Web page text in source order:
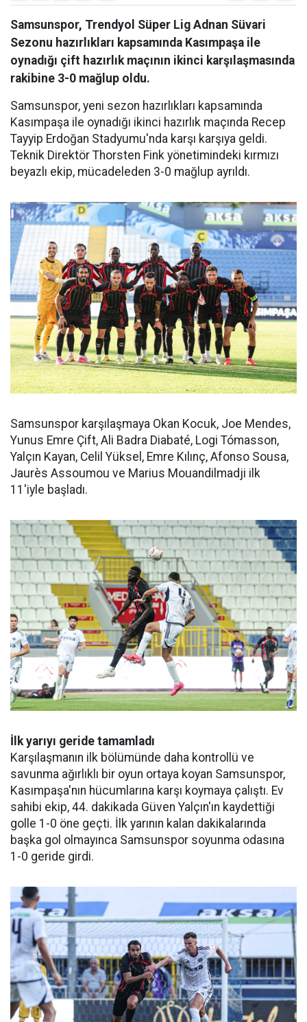
Samsunspor, Trendyol Süper Lig Adnan Süvari
Sezonu hazırlıkları kapsamında Kasımpaşa ile
oynadığı çift hazırlık maçının ikinci karşılaşmasında
rakibine 3-0 mağlup oldu.
Samsunspor, yeni sezon hazırlıkları kapsamında
Kasımpaşa ile oynadığı ikinci hazırlık maçında Recep
Tayyip Erdoğan Stadyumu'nda karşı karşıya geldi.
Teknik Direktör Thorsten Fink yönetimindeki kırmızı
beyazlı ekip, mücadeleden 3-0 mağlup ayrıldı.
Samsunspor karşılaşmaya Okan Kocuk, Joe Mendes,
Yunus Emre Çift, Ali Badra Diabaté, Logi Tómasson,
Yalçın Kayan, Celil Yüksel, Emre Kılınç, Afonso Sousa,
Jaurès Assoumou ve Marius Mouandilmadji ilk
11'iyle başladı.
İlk yarıyı geride tamamladı
Karşılaşmanın ilk bölümünde daha kontrollü ve
savunma ağırlıklı bir oyun ortaya koyan Samsunspor,
Kasımpaşa'nın hücumlarına karşı koymaya çalıştı. Ev
sahibi ekip, 44. dakikada Güven Yalçın'ın kaydettiği
golle 1-0 öne geçti. İlk yarının kalan dakikalarında
başka gol olmayınca Samsunspor soyunma odasına
1-0 geride girdi.